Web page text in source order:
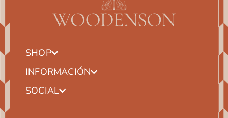
SHOP
INFORMACIÓN
SOCIAL